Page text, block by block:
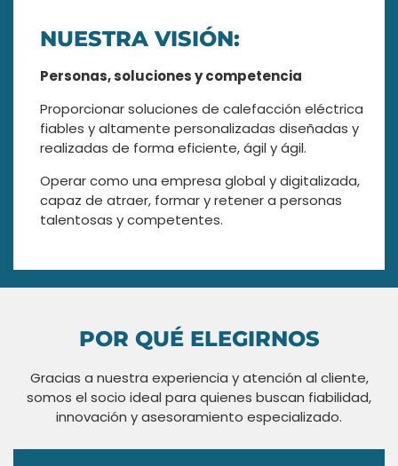
NUESTRA VISIÓN:
Personas, soluciones y competencia
Proporcionar soluciones de calefacción eléctrica
fiables y altamente personalizadas diseñadas y
realizadas de forma eficiente, ágil y ágil.
Operar como una empresa global y digitalizada,
capaz de atraer, formar y retener a personas
talentosas y competentes.
POR QUÉ ELEGIRNOS
Gracias a nuestra experiencia y atención al cliente,
somos el socio ideal para quienes buscan fiabilidad,
innovación y asesoramiento especializado.